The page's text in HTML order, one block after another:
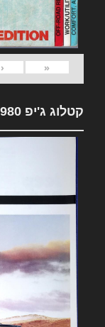
«
‹
קטלוג ג'יפ 1980